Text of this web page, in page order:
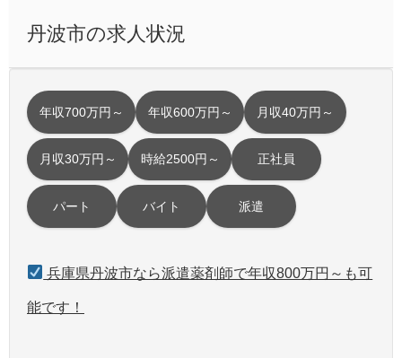
丹波市の求人状況
年収700万円～ 年収600万円～ 月収40万円～
月収30万円～ 時給2500円～ 正社員
パート バイト 派遣
兵庫県丹波市なら派遣薬剤師で年収800万円～も可
能です！